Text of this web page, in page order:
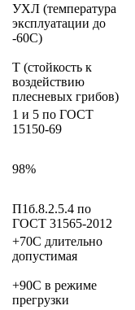
УХЛ (температура
эксплуатации до
-60С)
Т (стойкость к
воздействию
плесневых грибов)
1 и 5 по ГОСТ
15150-69
98%
П1б.8.2.5.4 по
ГОСТ 31565-2012
+70C длительно
допустимая
+90C в режиме
прегрузки